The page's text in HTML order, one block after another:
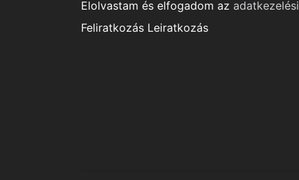
Elolvastam és elfogadom az
Feliratkozás Leiratkozás